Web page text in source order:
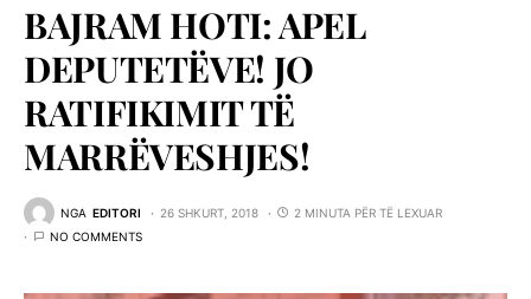
BAJRAM HOTI: APEL
DEPUTETËVE! JO
RATIFIKIMIT TË
MARRËVESHJES!
NGA EDITORI 26 SHKURT, 2018
2 MINUTA PËR TË LEXUAR
NO COMMENTS